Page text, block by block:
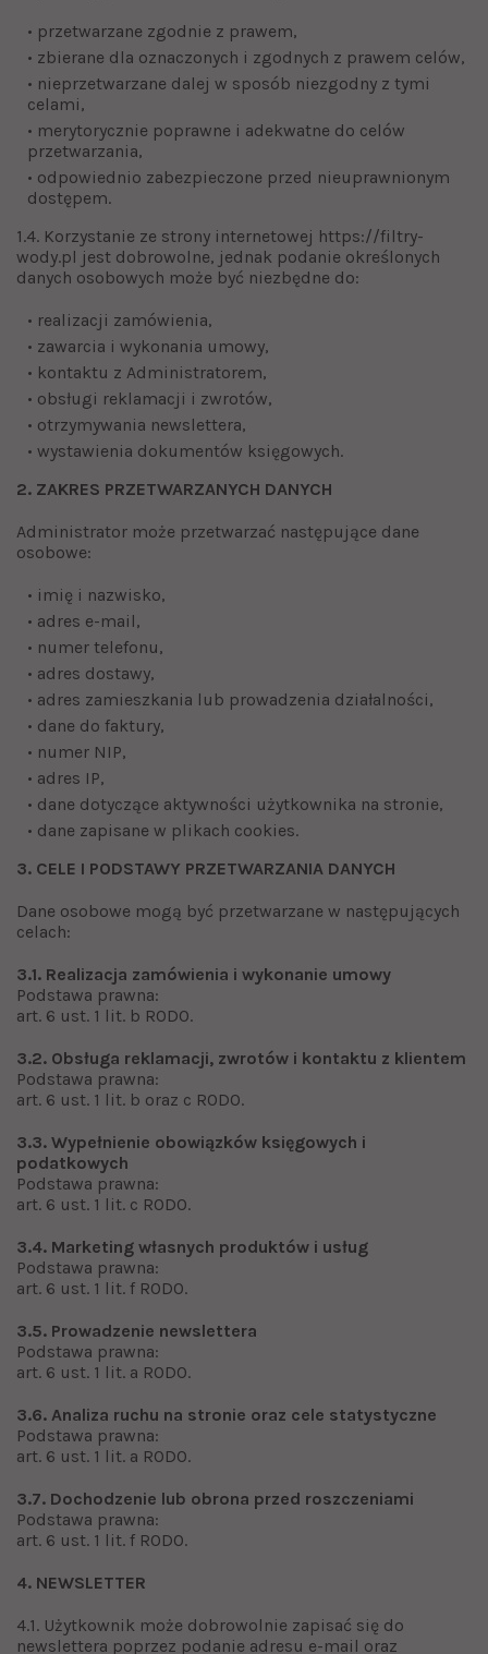
• przetwarzane zgodnie z prawem,
• zbierane dla oznaczonych i zgodnych z prawem celów,
• nieprzetwarzane dalej w sposób niezgodny z tymi
celami,
• merytorycznie poprawne i adekwatne do celów
przetwarzania,
• odpowiednio zabezpieczone przed nieuprawnionym
dostępem.
1.4. Korzystanie ze strony internetowej https://filtry-
wody.pl jest dobrowolne, jednak podanie określonych
danych osobowych może być niezbędne do:
• realizacji zamówienia,
• zawarcia i wykonania umowy,
• kontaktu z Administratorem,
• obsługi reklamacji i zwrotów,
• otrzymywania newslettera,
• wystawienia dokumentów księgowych.
2. ZAKRES PRZETWARZANYCH DANYCH
Administrator może przetwarzać następujące dane
osobowe:
• imię i nazwisko,
• adres e-mail,
• numer telefonu,
• adres dostawy,
• adres zamieszkania lub prowadzenia działalności,
• dane do faktury,
• numer NIP,
• adres IP,
• dane dotyczące aktywności użytkownika na stronie,
• dane zapisane w plikach cookies.
3. CELE I PODSTAWY PRZETWARZANIA DANYCH
Dane osobowe mogą być przetwarzane w następujących
celach:
3.1. Realizacja zamówienia i wykonanie umowy
Podstawa prawna:
art. 6 ust. 1 lit. b RODO.
3.2. Obsługa reklamacji, zwrotów i kontaktu z klientem
Podstawa prawna:
art. 6 ust. 1 lit. b oraz c RODO.
3.3. Wypełnienie obowiązków księgowych i
podatkowych
Podstawa prawna:
art. 6 ust. 1 lit. c RODO.
3.4. Marketing własnych produktów i usług
Podstawa prawna:
art. 6 ust. 1 lit. f RODO.
3.5. Prowadzenie newslettera
Podstawa prawna:
art. 6 ust. 1 lit. a RODO.
3.6. Analiza ruchu na stronie oraz cele statystyczne
Podstawa prawna:
art. 6 ust. 1 lit. a RODO.
3.7. Dochodzenie lub obrona przed roszczeniami
Podstawa prawna:
art. 6 ust. 1 lit. f RODO.
4. NEWSLETTER
4.1. Użytkownik może dobrowolnie zapisać się do
newslettera poprzez podanie adresu e-mail oraz